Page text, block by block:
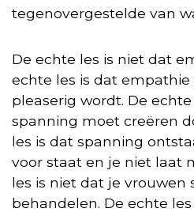
tegenovergestelde van
De echte les is niet dat
echte les is dat empathie
pleaserig wordt. De
spanning moet creëren
les is dat spanning
voor staat en je niet laat
les is niet dat je vrouwen
behandelen. De echte